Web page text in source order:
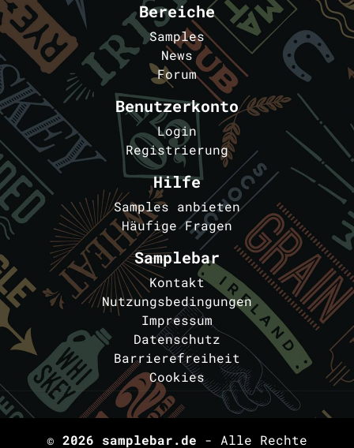
Bereiche
Samples
News
Forum
Benutzerkonto
Login
Registrierung
Hilfe
Samples anbieten
Häufige Fragen
Samplebar
Kontakt
Nutzungsbedingungen
Impressum
Datenschutz
Barrierefreiheit
Cookies
© 2026 samplebar.de - Alle Rechte